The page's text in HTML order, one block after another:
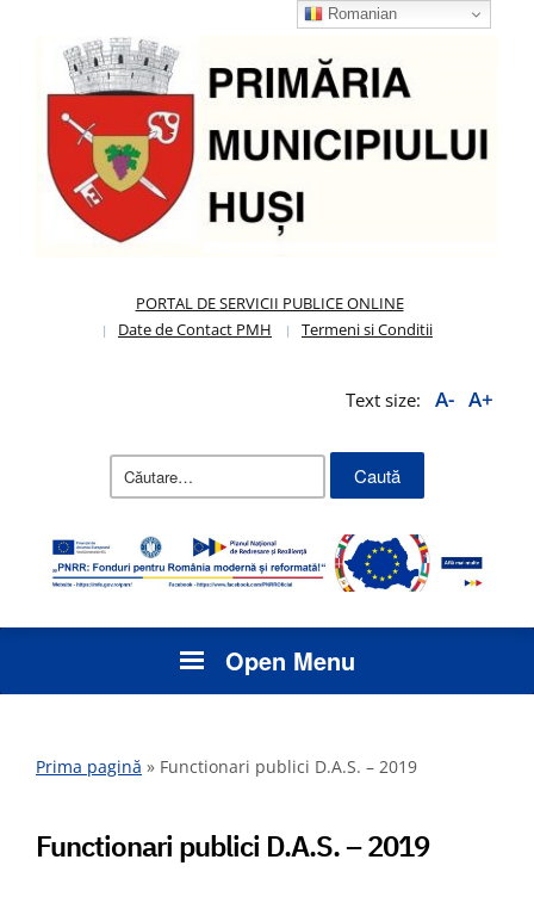
PORTAL DE SERVICII PUBLICE ONLINE
Date de Contact PMH
Termeni si Conditii
Text size: A- A+
Caută
Open Menu
Prima pagină » Functionari publici D.A.S. – 2019
Functionari publici D.A.S. – 2019
Romanian